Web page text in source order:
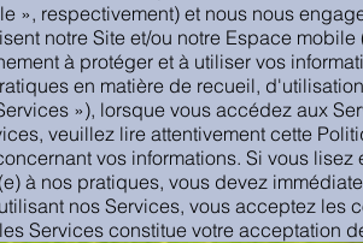
», respectivement) et nous nous
notre Site et/ou notre Espace
à protéger et à utiliser vos
en matière de recueil,
»), lorsque vous accédez aux
veuillez lire attentivement cette
vos informations. Si vous
à nos pratiques, vous devez
nos Services, vous acceptez les
Services constitue votre acceptation